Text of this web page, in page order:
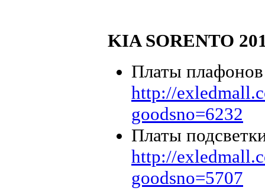
KIA SORENTO
Платы
http://
goodsno=6232
Платы
http://
goodsno=5707